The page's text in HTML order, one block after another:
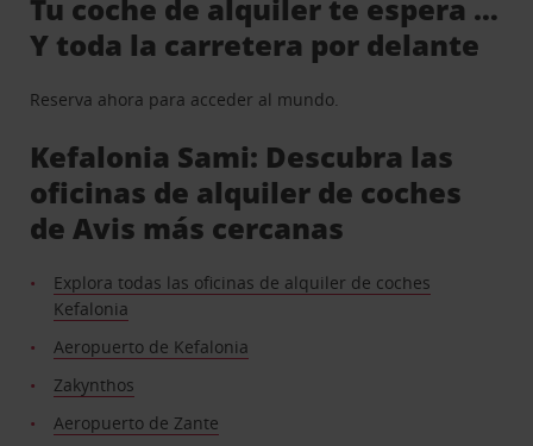
Tu coche de alquiler te espera …
Y toda la carretera por delante
Reserva ahora para acceder al mundo.
Kefalonia Sami: Descubra las
oficinas de alquiler de coches
de Avis más cercanas
Explora todas las oficinas de alquiler de coches
Kefalonia
Aeropuerto de Kefalonia
Zakynthos
Aeropuerto de Zante